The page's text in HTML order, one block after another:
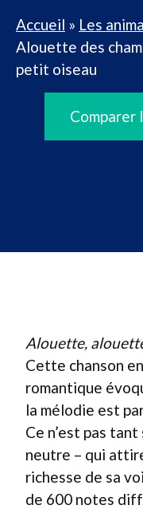
Accueil » Les
Alouette des
petit oiseau
Comparer
Alouette,
Cette chanson
romantique
la mélodie est
Ce n’est pas
neutre – qui
richesse de sa
de 600 notes